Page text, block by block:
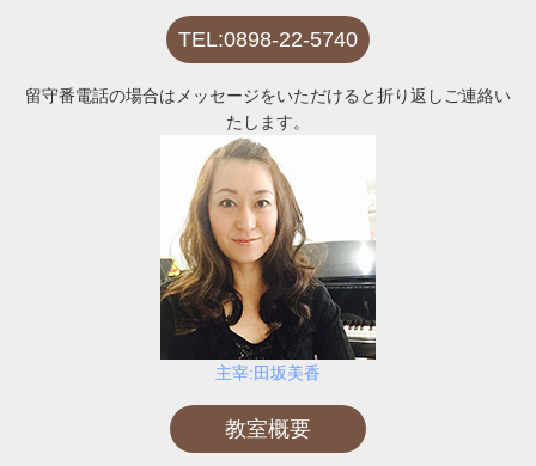
TEL:0898-22-5740
留守番電話の場合はメッセージをいただけると折り返しご連絡い
たします。
主宰:田坂美香
教室概要